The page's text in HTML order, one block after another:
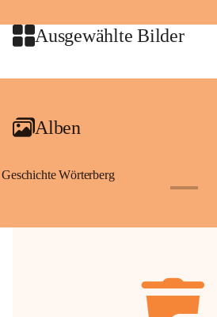
🔏 Zum Schutz unseres Gemeindearchivs
Erinnerungen, die dazu beitragen, die
Ausgewählte Bilder
Alben
Geschichte Wörterberg